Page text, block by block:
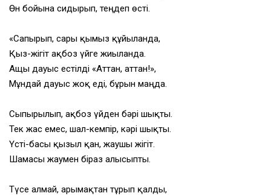
Өн бойына сидырып, теңдеп өсті.
«Сапырып, сары қымыз құйылғанда,
Қыз-жігіт ақбоз үйге жиылғанда.
Ащы дауыс естілді «Аттан, аттан!»,
Мұндай дауыс жоқ еді, бұрын маңда.
Сыпырылып, ақбоз үйден бәрі шықты.
Тек жас емес, шал-кемпір, кәрі шықты.
Үсті-басы қызыл қан, жаушы жігіт.
Шамасы жаумен біраз алысыпты.
Түсе алмай, арғымақтан тұрып қалды,